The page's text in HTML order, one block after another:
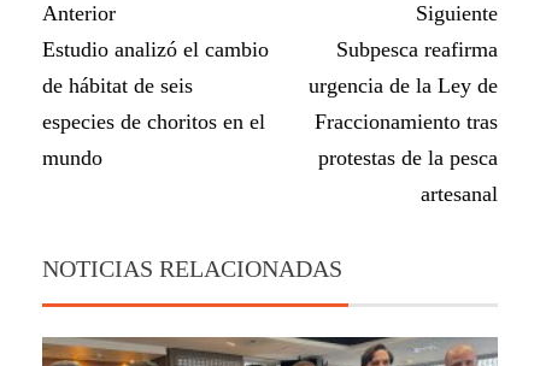
Anterior
Estudio analizó el cambio
de hábitat de seis
especies de choritos en el
mundo
Siguiente
Subpesca reafirma
urgencia de la Ley de
Fraccionamiento tras
protestas de la pesca
artesanal
NOTICIAS RELACIONADAS